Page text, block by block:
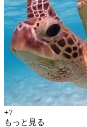
+7
もっと見る